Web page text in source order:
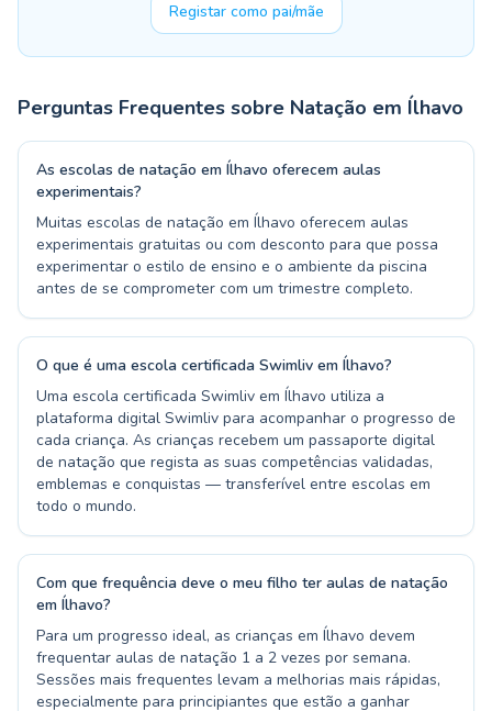
Registar como pai/mãe
Perguntas Frequentes sobre Natação em Ílhavo
As escolas de natação em Ílhavo oferecem aulas
experimentais?
Muitas escolas de natação em Ílhavo oferecem aulas
experimentais gratuitas ou com desconto para que possa
experimentar o estilo de ensino e o ambiente da piscina
antes de se comprometer com um trimestre completo.
O que é uma escola certificada Swimliv em Ílhavo?
Uma escola certificada Swimliv em Ílhavo utiliza a
plataforma digital Swimliv para acompanhar o progresso de
cada criança. As crianças recebem um passaporte digital
de natação que regista as suas competências validadas,
emblemas e conquistas — transferível entre escolas em
todo o mundo.
Com que frequência deve o meu filho ter aulas de natação
em Ílhavo?
Para um progresso ideal, as crianças em Ílhavo devem
frequentar aulas de natação 1 a 2 vezes por semana.
Sessões mais frequentes levam a melhorias mais rápidas,
especialmente para principiantes que estão a ganhar